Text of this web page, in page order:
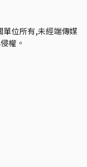
單位所有,未經端傳媒
權。